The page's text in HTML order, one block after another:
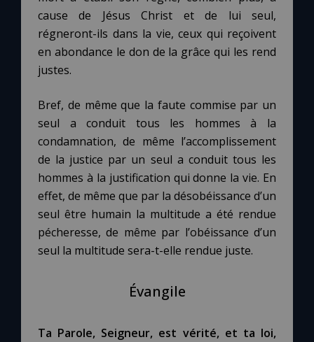
cause de Jésus Christ et de lui seul,
régneront-ils dans la vie, ceux qui reçoivent
en abondance le don de la grâce qui les rend
justes.
Bref, de même que la faute commise par un
seul a conduit tous les hommes à la
condamnation, de même l’accomplissement
de la justice par un seul a conduit tous les
hommes à la justification qui donne la vie. En
effet, de même que par la désobéissance d’un
seul être humain la multitude a été rendue
pécheresse, de même par l’obéissance d’un
seul la multitude sera-t-elle rendue juste.
Évangile
Ta Parole, Seigneur, est vérité, et ta loi,